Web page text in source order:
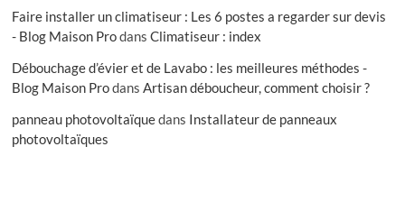
Faire installer un climatiseur : Les 6 postes a regarder sur devis
- Blog Maison ProdansClimatiseur : index
Débouchage d’évier et de Lavabo : les meilleures méthodes -
Blog Maison ProdansArtisan déboucheur, comment choisir ?
panneau photovoltaïquedans Installateur de panneaux
photovoltaïques